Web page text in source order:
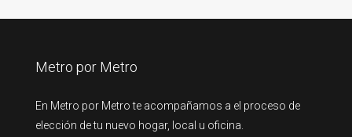
Metro por Metro
En Metro por Metro te acompañamos a el proceso de
elección de tu nuevo hogar, local u oficina.